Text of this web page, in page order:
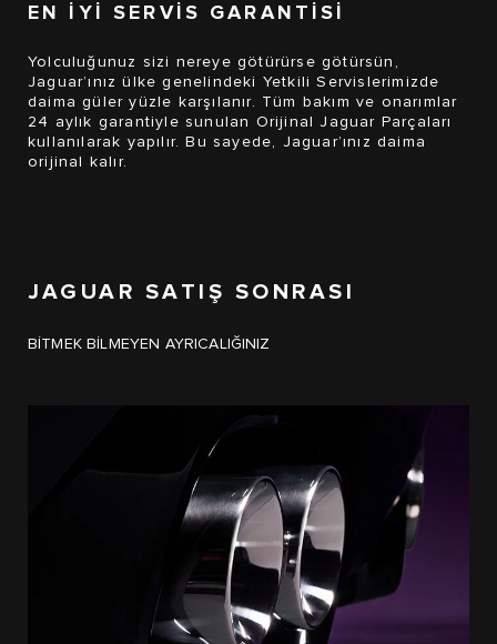
EN İYİ SERVİS GARANTİSİ
Yolculuğunuz sizi nereye götürürse götürsün,
Jaguar’ınız ülke genelindeki Yetkili Servislerimizde
daima güler yüzle karşılanır. Tüm bakım ve onarımlar
24 aylık garantiyle sunulan Orijinal Jaguar Parçaları
kullanılarak yapılır. Bu sayede, Jaguar’ınız daima
orijinal kalır.
JAGUAR SATIŞ SONRASI
BİTMEK BİLMEYEN AYRICALIĞINIZ